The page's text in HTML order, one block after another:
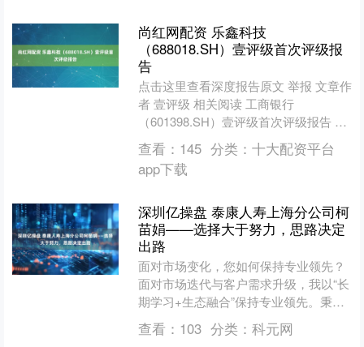
尚红网配资 乐鑫科技
（688018.SH）壹评级首次评级报
告
点击这里查看深度报告原文 举报 文章作
者 壹评级 相关阅读 工商银行
（601398.SH）壹评级首次评级报告 第
一财经“壹评级”2025年首次评级报告 0
20....
查看： 145 分类： 十大配资平台
app下载
深圳亿操盘 泰康人寿上海分公司柯
苗娟——选择大于努力，思路决定
出路
面对市场变化，您如何保持专业领先？
面对市场迭代与客户需求升级，我以“长
期学习+生态融合”保持专业领先。秉
持“恒星理论”的长期主义，依托泰康精
英财富学院，深耕“....
查看： 103 分类： 科元网